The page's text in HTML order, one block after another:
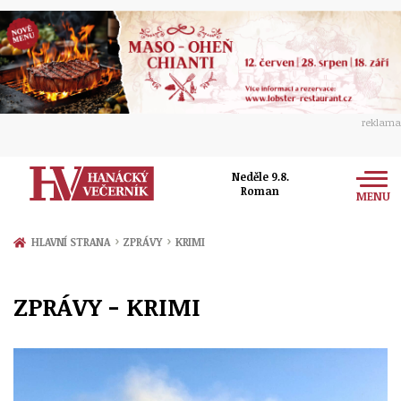
reklama
Neděle 9.8.
Roman
MENU
Zprávy
Politika
Kultura
Společnost
HLAVNÍ STRANA › ZPRÁVY › KRIMI
ZPRÁVY - KRIMI